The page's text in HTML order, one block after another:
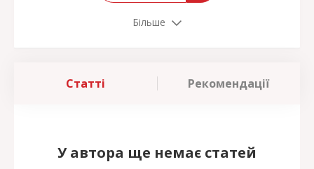
Більше
Статті Рекомендації
У автора ще немає статей